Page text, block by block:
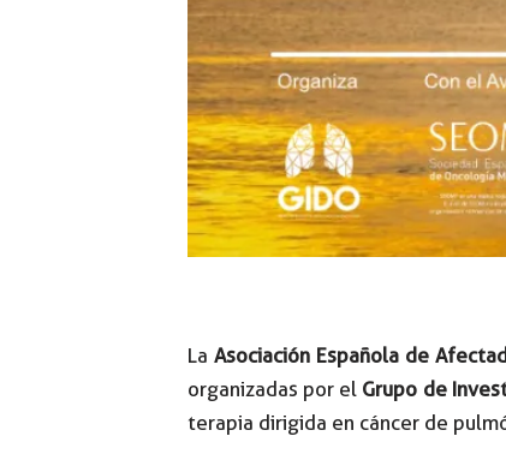
La Asociación Española de
organizadas por el Grupo de
terapia dirigida en cáncer de